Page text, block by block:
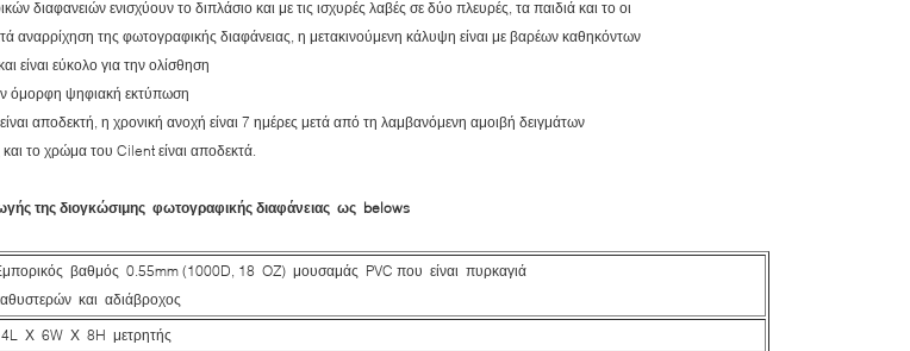
διαφανειών ενισχύουν το διπλάσιο και με τις ισχυρές λαβές σε δύο πλευρές, τα παιδιά και το οι
αναρρίχηση της φωτογραφικής διαφάνειας, η μετακινούμενη κάλυψη είναι με βαρέων καθηκόντων
είναι εύκολο για την ολίσθηση
όμορφη ψηφιακή εκτύπωση
αποδεκτή, η χρονική ανοχή είναι 7 ημέρες μετά από τη λαμβανόμενη αμοιβή δειγμάτων
το χρώμα του Cilent είναι αποδεκτά.
της διογκώσιμης φωτογραφικής διαφάνειας ως belows
βαθμός 0.55mm (1000D, 18 OZ) μουσαμάς PVC που είναι πυρκαγιά
και αδιάβροχος
Χ 6W Χ 8H μετρητής